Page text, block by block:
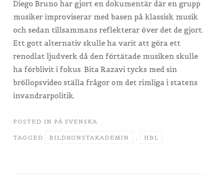
Diego Bruno har gjort en dokumentär där en grupp
musiker improviserar med basen på klassisk musik
och sedan tillsammans reflekterar över det de gjort.
Ett gott alternativ skulle ha varit att göra ett
renodlat ljudverk då den förtätade musiken skulle
ha förblivit i fokus. Bita Razavi tycks med sin
bröllopsvideo ställa frågor om det rimliga i statens
invandrarpolitik.
POSTED IN PÅ SVENSKA
TAGGED BILDKONSTAKADEMIN , HBL